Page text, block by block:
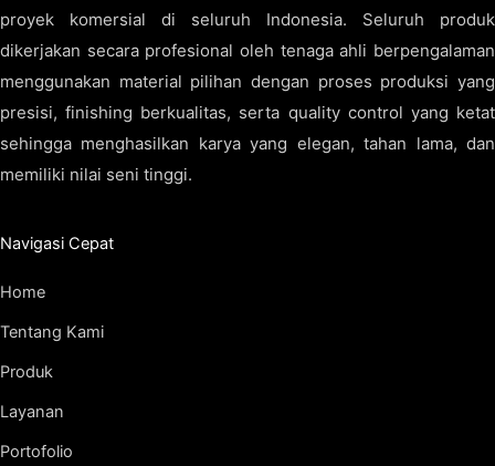
proyek komersial di seluruh Indonesia. Seluruh produk
dikerjakan secara profesional oleh tenaga ahli berpengalaman
menggunakan material pilihan dengan proses produksi yang
presisi, finishing berkualitas, serta quality control yang ketat
sehingga menghasilkan karya yang elegan, tahan lama, dan
memiliki nilai seni tinggi.
Navigasi Cepat
Home
Tentang Kami
Produk
Layanan
Portofolio